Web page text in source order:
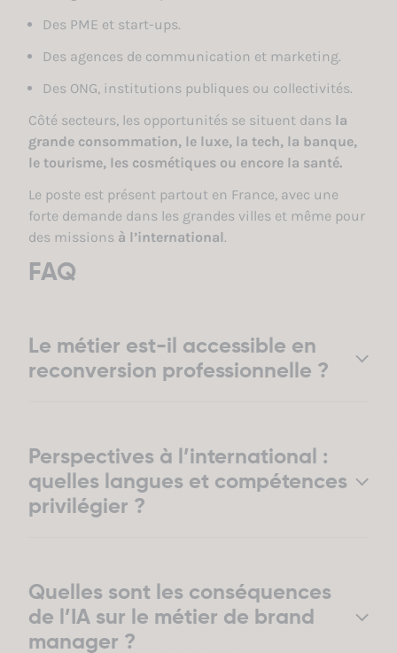
Des PME et start-ups.
Des agences de communication et marketing.
Des ONG, institutions publiques ou collectivités.
Côté secteurs, les opportunités se situent dans la
grande consommation, le luxe, la tech, la banque,
le tourisme, les cosmétiques ou encore la santé.
Le poste est présent partout en France, avec une
forte demande dans les grandes villes et même pour
des missions à l’international.
FAQ
Le métier est-il accessible en
reconversion professionnelle ?
Perspectives à l’international :
quelles langues et compétences
privilégier ?
Quelles sont les conséquences
de l’IA sur le métier de brand
manager ?